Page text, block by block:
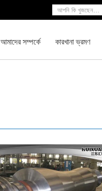
আমাদের সম্পর্কে কারখানা ভ্রমণ